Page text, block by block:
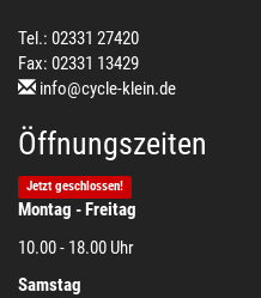
Tel.: 02331 27420
Fax: 02331 13429
info@cycle-klein.de
Öffnungszeiten
Jetzt geschlossen!
Montag - Freitag
10.00 - 18.00 Uhr
Samstag